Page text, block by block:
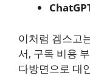
이처럼 겜스고
서, 구독 비용
다방면으로 대